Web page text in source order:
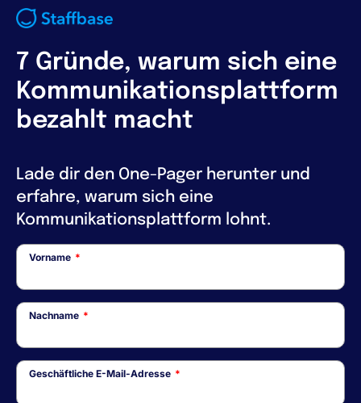
7 Gründe, warum sich eine
Kommunikationsplattform
bezahlt macht
Lade dir den One-Pager herunter und
erfahre, warum sich eine
Kommunikationsplattform lohnt.
Vorname *
Nachname *
Geschäftliche E-Mail-Adresse *